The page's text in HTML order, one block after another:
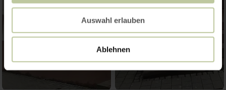
Auswahl erlauben
Ablehnen